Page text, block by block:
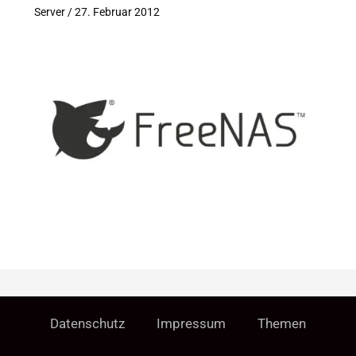
Server/27. Februar 2012
Datenschutz Impressum Themen